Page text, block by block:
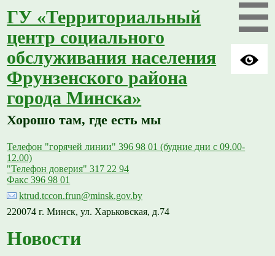
ГУ «Территориальный
центр социального
обслуживания населения
Фрунзенского района
города Минска»
Хорошо там, где есть мы
Телефон "горячей линии" 396 98 01 (будние дни с 09.00-
12.00)
"Телефон доверия" 317 22 94
Факс 396 98 01
ktrud.tccon.frun@minsk.gov.by
220074 г. Минск, ул. Харьковская, д.74
Новости